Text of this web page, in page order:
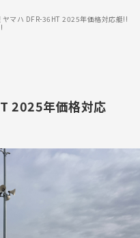
ヤマハ DFR-36HT 2025年価格対応艇!!
2025年価格対応